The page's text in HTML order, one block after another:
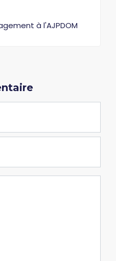
à l'AJPDOM